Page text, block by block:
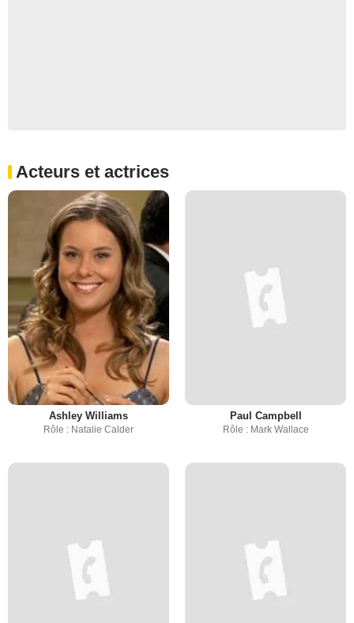
Acteurs et actrices
Ashley Williams
Rôle : Natalie Calder
Paul Campbell
Rôle : Mark Wallace